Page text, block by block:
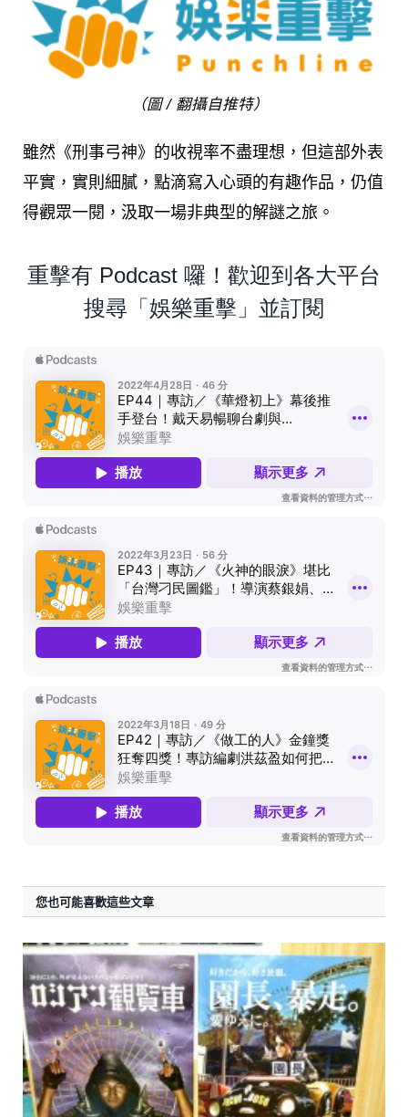
（圖 / 翻攝自推特）
雖然《刑事弓神》的收視率不盡理想，但這部外表
平實，實則細膩，點滴寫入心頭的有趣作品，仍值
得觀眾一閱，汲取一場非典型的解謎之旅。
重擊有 Podcast 囉！歡迎到各大平台
搜尋「娛樂重擊」並訂閱
您也可能喜歡這些文章